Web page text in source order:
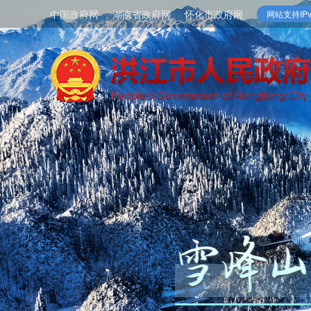
中国政府网 湖南省政府网 怀化市政府网 网站支持